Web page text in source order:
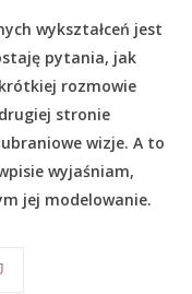
wykształceń jest
pytania, jak
rozmowie
stronie
wizje. A to
wyjaśniam,
jej modelowanie.